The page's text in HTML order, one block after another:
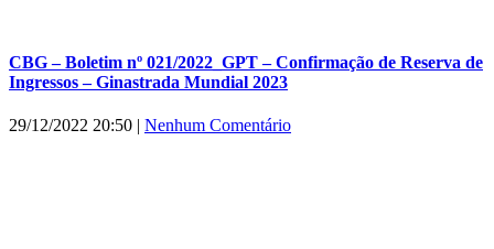
CBG – Boletim nº 021/2022_GPT – Confirmação de Reserva de
Ingressos – Ginastrada Mundial 2023
29/12/2022 20:50 | Nenhum Comentário